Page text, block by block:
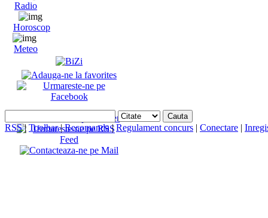
Radio
Horoscop
Meteo
RSS| Toolbar|Recomanda|Regulament concurs | Conectare |